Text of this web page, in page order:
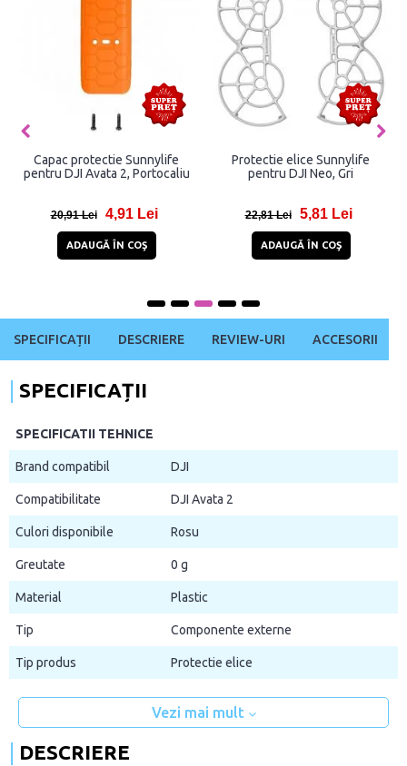
Capac protectie Sunnylife
pentru DJI Avata 2, Portocaliu
20,91 Lei 4,91 Lei
ADAUGĂ ÎN COŞ
Protectie elice Sunnylife
pentru DJI Neo, Gri
22,81 Lei 5,81 Lei
ADAUGĂ ÎN COŞ
SPECIFICAȚII DESCRIERE REVIEW-URI ACCESORII
SPECIFICAȚII
SPECIFICATII TEHNICE
Brand compatibil DJI
Compatibilitate DJI Avata 2
Culori disponibile Rosu
Greutate 0 g
Material Plastic
Tip Componente externe
Tip produs Protectie elice
Vezi mai mult
DESCRIERE